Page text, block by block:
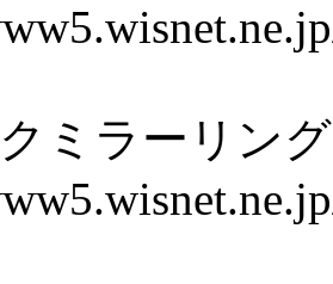
ミラーリン